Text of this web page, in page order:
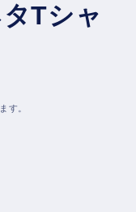
Tシャ
す。